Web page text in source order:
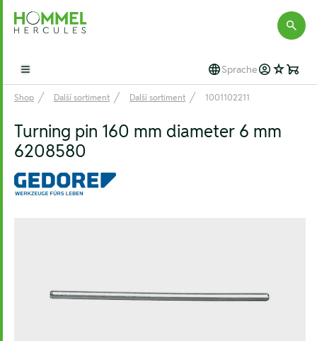
Hommel Hercules
Open main menu Sprache
Shop Další sortiment Další sortiment 1001102211
Turning pin 160 mm diameter 6 mm
6208580